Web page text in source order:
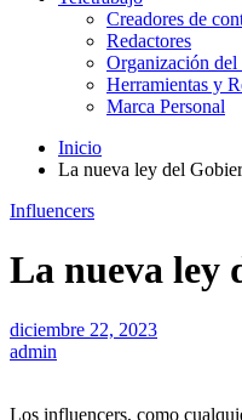
Creadores de
Redactores
Organización del
Herramientas y
Marca Personal
Inicio
La nueva ley del
Influencers
La nueva ley
diciembre 22, 2023
admin
Los influencers, como